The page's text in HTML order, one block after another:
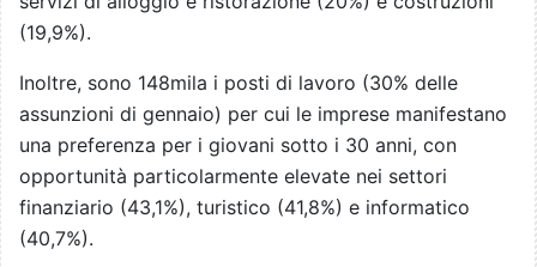
(19,9%).
Inoltre, sono 148mila i posti di lavoro (30% delle
assunzioni di gennaio) per cui le imprese manifestano
una preferenza per i giovani sotto i 30 anni, con
opportunità particolarmente elevate nei settori
finanziario (43,1%), turistico (41,8%) e informatico
(40,7%).